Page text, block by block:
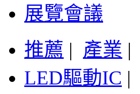
展覽會議
推薦 | 產業 |
LED驅動IC |